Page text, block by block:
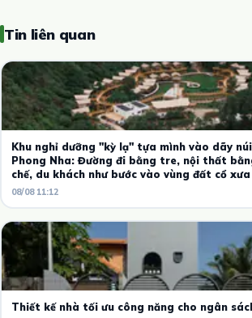
Tin liên quan
Khu nghỉ dưỡng "kỳ lạ" tựa mình vào dãy
Phong Nha: Đường đi bằng tre, nội thất
chế, du khách như bước vào vùng đất cổ xưa
08/08 11:12
Thiết kế nhà tối ưu công năng cho ngân